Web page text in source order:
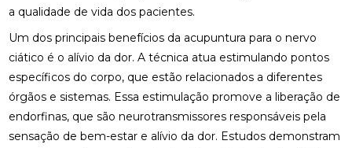
a qualidade de vida dos pacientes.
Um dos principais benefícios da acupuntura para o nervo
ciático é o alívio da dor. A técnica atua estimulando pontos
específicos do corpo, que estão relacionados a diferentes
órgãos e sistemas. Essa estimulação promove a liberação de
endorfinas, que são neurotransmissores responsáveis pela
sensação de bem-estar e alívio da dor. Estudos demonstram
ACUPUNTURA PARA O NERVO CIÁTICO: ALÍVIO
NATURAL E EFICAZ
ACUPUNTURA PERTO DE MIM: ENCONTRE O
MELHOR ATENDIMENTO NA SUA REGIÃO
ACUPUNTURA PERTO DE MIM: ENCONTRE O
MELHOR ATENDIMENTO PARA SEU BEM-ESTAR